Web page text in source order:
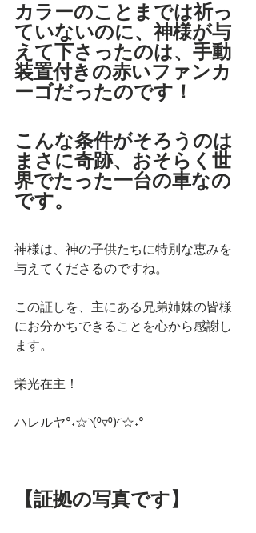
カラーのことまでは祈っ
ていないのに、神様が与
えて下さったのは、手動
装置付きの赤いファンカ
ーゴだったのです！
こんな条件がそろうのは
まさに奇跡、おそらく世
界でたった一台の車なの
です。
神様は、神の子供たちに特別な恵みを
与えてくださるのですね。
この証しを、主にある兄弟姉妹の皆様
にお分かちできることを心から感謝し
ます。
栄光在主！
ハレルヤ°˖☆◝(⁰▿⁰)◜☆˖°
【証拠の写真です】